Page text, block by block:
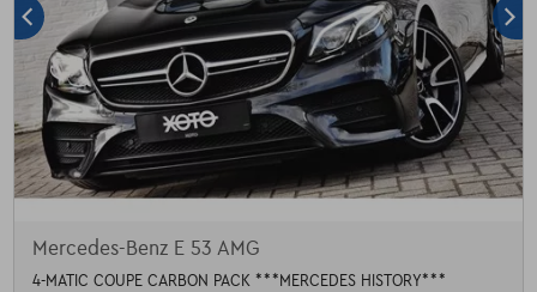
Mercedes-Benz E 53 AMG
4-MATIC COUPE CARBON PACK ***MERCEDES HISTORY***